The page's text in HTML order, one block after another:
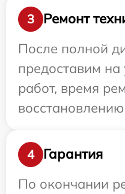
3
Ремонт
После полной
предоставим
работ, время
4
Гарантия
По окончании